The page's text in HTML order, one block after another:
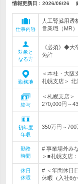
情報更新日：2026/06/26
仕事内容
人工腎臓用透
営業職（MR
対象と
なる方
《必須》◆大
免許
勤務地
＜本社・大阪
札幌支店＞ 北
給与
＜札幌支店＞
270,000円～
初年度
年収
350万円～700
勤務
時間
# 事業場外み
＞■札幌支店
休日
休暇
# ＜年間休日
休暇（入社6